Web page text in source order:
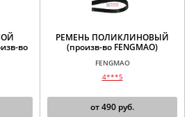
во
РЕМЕНЬ ПОЛИКЛИНОВЫЙ
(произв-во FENGMAO)
FENGMAO
4***5
от490 руб.